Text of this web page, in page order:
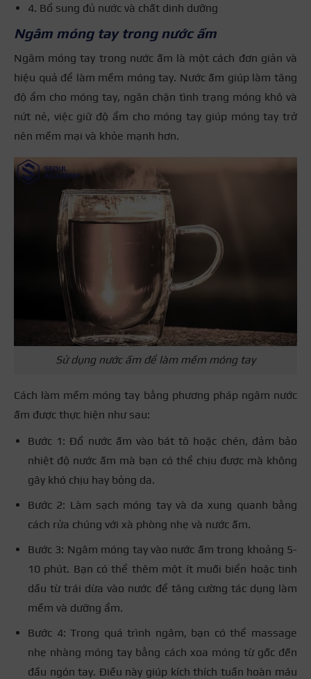
4. Bổ sung đủ nước và chất dinh dưỡng
Ngâm móng tay trong nước ấm
Ngâm móng tay trong nước ấm là một cách đơn giản và
hiệu quả để làm mềm móng tay. Nước ấm giúp làm tăng
độ ẩm cho móng tay, ngăn chặn tình trạng móng khô và
nứt nẻ, việc giữ độ ẩm cho móng tay giúp móng tay trở
nên mềm mại và khỏe mạnh hơn.
Sử dụng nước ấm để làm mềm móng tay
Cách làm mềm móng tay bằng phương pháp ngâm nước
ấm được thực hiện như sau:
Bước 1: Đổ nước ấm vào bát tô hoặc chén, đảm bảo
nhiệt độ nước ấm mà bạn có thể chịu được mà không
gây khó chịu hay bỏng da.
Bước 2: Làm sạch móng tay và da xung quanh bằng
cách rửa chúng với xà phòng nhẹ và nước ấm.
Bước 3: Ngâm móng tay vào nước ấm trong khoảng 5-
10 phút. Bạn có thể thêm một ít muối biển hoặc tinh
dầu từ trái dừa vào nước để tăng cường tác dụng làm
mềm và dưỡng ẩm.
Bước 4: Trong quá trình ngâm, bạn có thể massage
nhẹ nhàng móng tay bằng cách xoa móng từ gốc đến
đầu ngón tay. Điều này giúp kích thích tuần hoàn máu